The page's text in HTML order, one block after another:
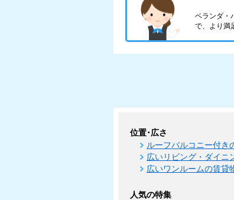
ベランダ・
で、より満
位置･広さ
ルーフバルコニー付き
広いリビング・ダイニ
広いワンルームの賃貸
人気の特集